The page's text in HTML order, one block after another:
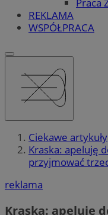
REKLAMA
WSPÓŁPRACA
Ciekawe artykuły
Kraska: apeluję
przyjmować
reklama
Kraska: apeluję